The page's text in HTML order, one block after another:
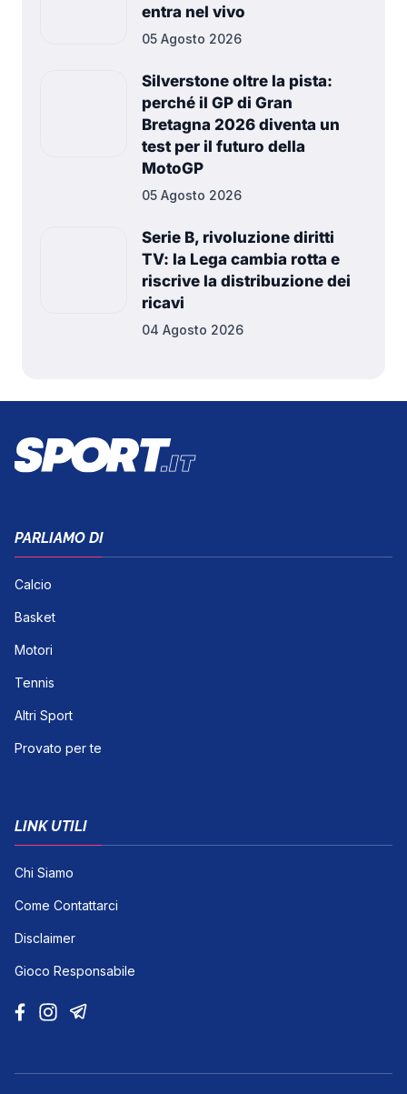
entra nel vivo
05 Agosto 2026
Silverstone oltre la pista:
perché il GP di Gran
Bretagna 2026 diventa un
test per il futuro della
MotoGP
05 Agosto 2026
Serie B, rivoluzione diritti
TV: la Lega cambia rotta e
riscrive la distribuzione dei
ricavi
04 Agosto 2026
PARLIAMO DI
Calcio
Basket
Motori
Tennis
Altri Sport
Provato per te
LINK UTILI
Chi Siamo
Come Contattarci
Disclaimer
Gioco Responsabile